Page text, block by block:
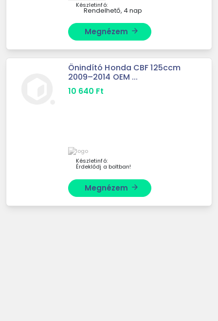
Készletinfó:
Rendelhető, 4 nap
Megnézem arrow_forward
Önindító Honda CBF 125ccm
2009–2014 OEM ...
10 640 Ft
Készletinfó:
Érdeklődj a boltban!
Megnézem arrow_forward